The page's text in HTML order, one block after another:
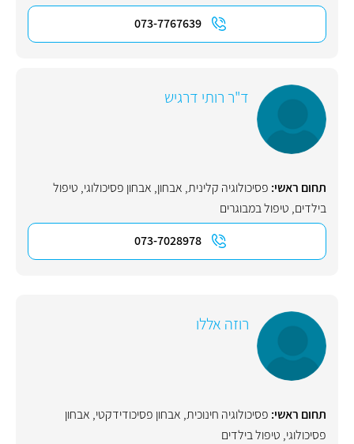
073-7767639
ד"ר רותי דרגיש
תחום ראשי: פסיכולוגיה קלינית, אבחון, אבחון פסיכולוגי, טיפול
בילדים, טיפול במבוגרים
073-7028978
רוזה אללו
תחום ראשי: פסיכולוגיה חינוכית, אבחון פסיכודידקטי, אבחון
פסיכולוגי, טיפול בילדים